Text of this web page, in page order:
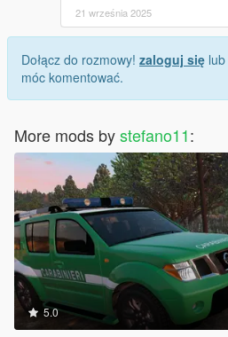
21 września 2025
Dołącz do rozmowy! zaloguj się lub
móc komentować.
More mods bystefano11:
5.0